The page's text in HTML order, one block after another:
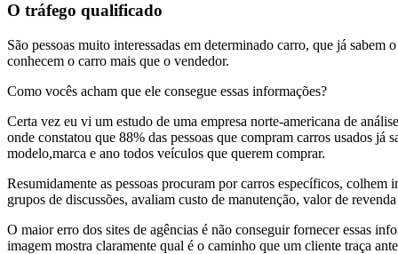
O tráfego qualificado
São pessoas muito interessadas em determinado carro, que já sabem
conhecem o carro mais que o vendedor.
Como vocês acham que ele consegue essas informações?
Certa vez eu vi um estudo de uma empresa norte-americana de
onde constatou que 88% das pessoas que compram carros usados já
modelo,marca e ano todos veículos que querem comprar.
Resumidamente as pessoas procuram por carros específicos, colhem
grupos de discussões, avaliam custo de manutenção, valor de
O maior erro dos sites de agências é não conseguir fornecer essas
imagem mostra claramente qual é o caminho que um cliente traça